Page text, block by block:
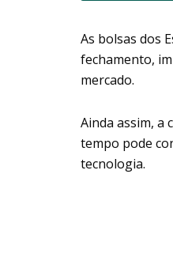
As bolsas dos
fechamento,
mercado.
Ainda assim, a
tempo pode
tecnologia.